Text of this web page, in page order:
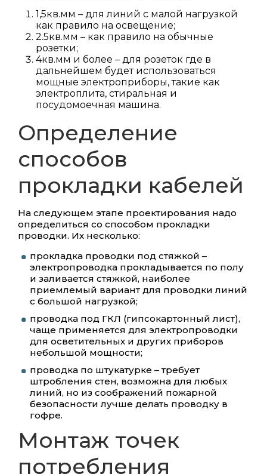
1,5кв.мм – для линий с малой нагрузкой
как правило на освещение;
2.5кв.мм – как правило на обычные
розетки;
4кв.мм и более – для розеток где в
дальнейшем будет использоваться
мощные электроприборы, такие как
электроплита, стиральная и
посудомоечная машина.
Определение
способов
прокладки кабелей
На следующем этапе проектирования надо
определиться со способом прокладки
проводки. Их несколько:
прокладка проводки под стяжкой –
электропроводка прокладывается по полу
и заливается стяжкой, наиболее
приемлемый вариант для проводки линий
с большой нагрузкой;
проводка под ГКЛ (гипсокартонный лист),
чаще применяется для электропроводки
для осветительных и других приборов
небольшой мощности;
проводка по штукатурке – требует
штробления стен, возможна для любых
линий, но из соображений пожарной
безопасности лучше делать проводку в
гофре.
Монтаж точек
потребления